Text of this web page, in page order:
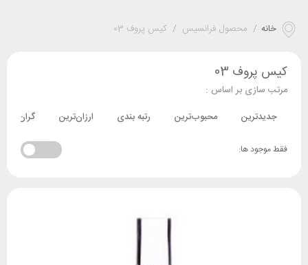
خانه / محصول فرانسیس / کیس پروف 03
کیس پروف 03
مرتب سازی بر اساس :
جدیدترین
محبوب‌ترین رتبه بندی ارزان‌ترین گران‌ترین
فقط موجود ها: